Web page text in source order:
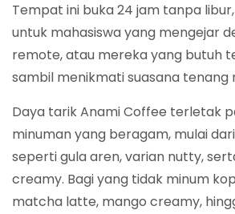
Tempat ini buka 24 jam tanpa
untuk mahasiswa yang mengejar
remote, atau mereka yang butuh
sambil menikmati suasana tenang
Daya tarik Anami Coffee terletak
minuman yang beragam, mulai
seperti gula aren, varian nutty,
creamy. Bagi yang tidak minum
matcha latte, mango creamy,